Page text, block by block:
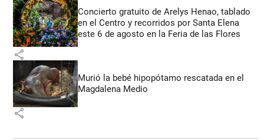
Concierto gratuito de Arelys Henao, tablado
en el Centro y recorridos por Santa Elena
este 6 de agosto en la Feria de las Flores
share
Murió la bebé hipopótamo rescatada en el
Magdalena Medio
share